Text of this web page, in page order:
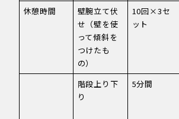
休憩時間
壁腕立て伏
せ（壁を使
って傾斜を
つけたも
の）
10回×3セ
ット
階段上り下
り
5分間